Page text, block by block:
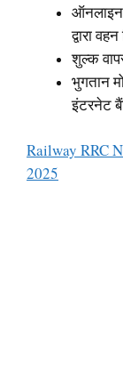
ऑनलाइन
द्वारा
शुल्क
भुगतान
इंटरनेट
Railway RRC
2025